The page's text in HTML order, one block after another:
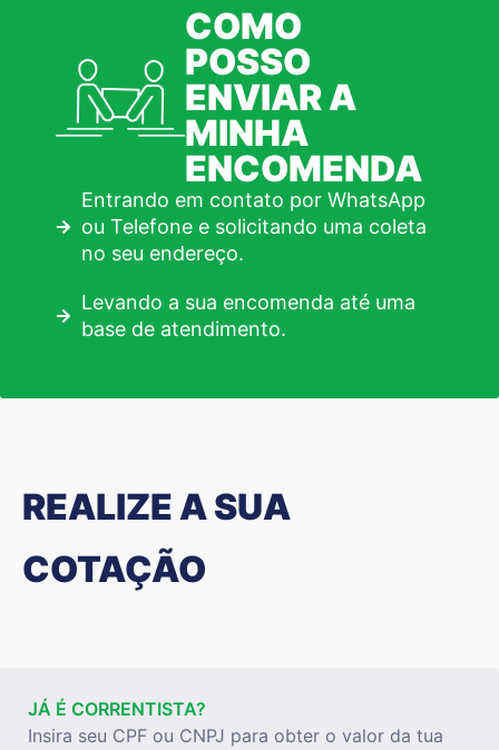
COMO
POSSO
ENVIAR A
MINHA
ENCOMENDA
Entrando em contato por WhatsApp
ou Telefone e solicitando uma coleta
no seu endereço.
Levando a sua encomenda até uma
base de atendimento.
REALIZE A SUA
COTAÇÃO
JÁ É CORRENTISTA?
Insira seu CPF ou CNPJ para obter o valor da tua